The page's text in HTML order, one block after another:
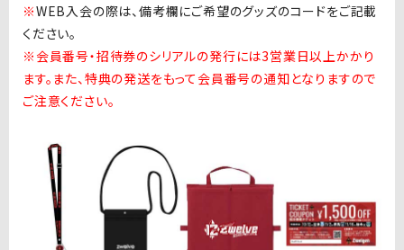
※WEB入会の際は、備考欄にご希望のグッズのコードをご記載
ください。
※会員番号・招待券のシリアルの発行には3営業日以上かかり
ます。また、特典の発送をもって会員番号の通知となりますので
ご注意ください。